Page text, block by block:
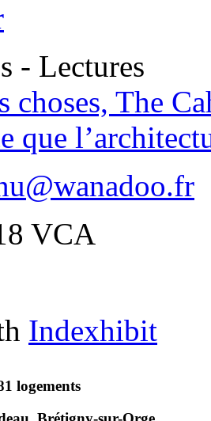
- Lectures
choses, The
que
VCA
Indexhibit
logements